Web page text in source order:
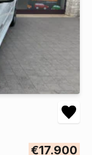
€17.900